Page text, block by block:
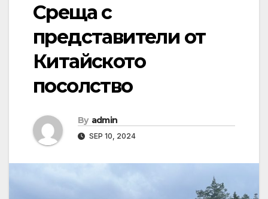
Среща с
представители от
Китайското
посолство
By admin
SEP 10, 2024